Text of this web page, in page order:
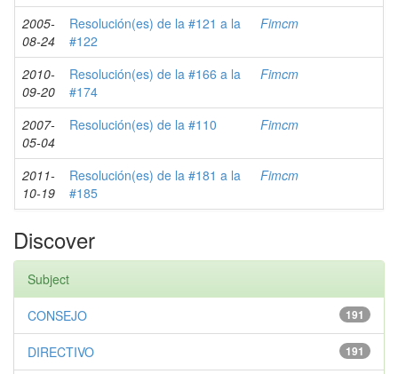
2005-
08-24
Resolución(es) de la #121 a la
#122
Fimcm
2010-
09-20
Resolución(es) de la #166 a la
#174
Fimcm
2007-
05-04
Resolución(es) de la #110 Fimcm
2011-
10-19
Resolución(es) de la #181 a la
#185
Fimcm
Discover
Subject
191
CONSEJO
191
DIRECTIVO